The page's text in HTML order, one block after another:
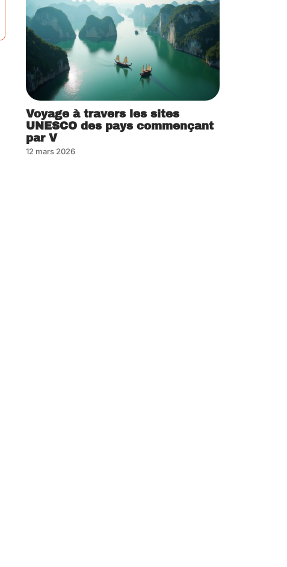
Voyage à travers les sites
UNESCO des pays commençant
par V
12 mars 2026